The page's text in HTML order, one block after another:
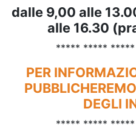
dalle 9,00 alle
alle 16.30
***** *****
PER
DEGLI
***** *****